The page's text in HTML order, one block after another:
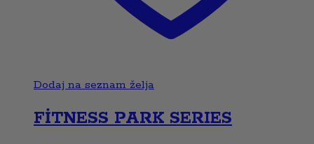
Dodaj na seznam želja
FİTNESS PARK SERIES